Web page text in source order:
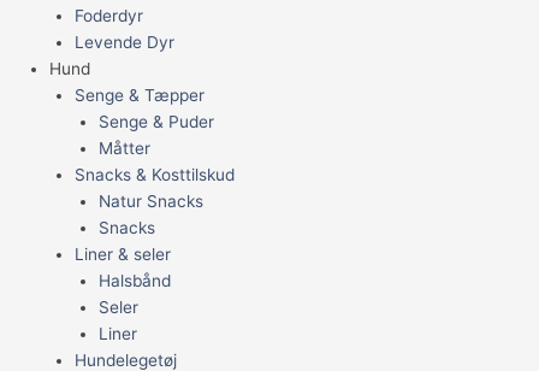
Foderdyr
Levende Dyr
Hund
Senge & Tæpper
Senge & Puder
Måtter
Snacks & Kosttilskud
Natur Snacks
Snacks
Liner & seler
Halsbånd
Seler
Liner
Hundelegetøj